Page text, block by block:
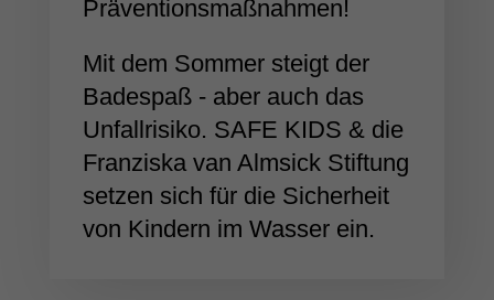
Präventionsmaßnahmen!
Mit dem Sommer steigt der
Badespaß - aber auch das
Unfallrisiko. SAFE KIDS & die
Franziska van Almsick Stiftung
setzen sich für die Sicherheit
von Kindern im Wasser ein.